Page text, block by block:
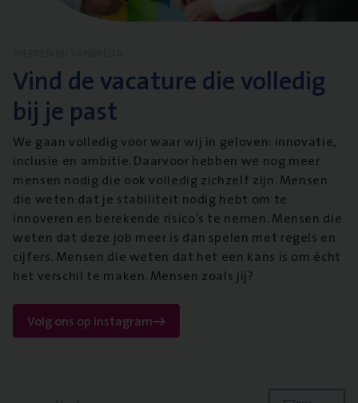
Vind de vacature die volledig
bij je past
We gaan volledig voor waar wij in geloven: innovatie,
inclusie en ambitie. Daarvoor hebben we nog meer
mensen nodig die ook volledig zichzelf zijn. Mensen
die weten dat je stabiliteit nodig hebt om te
innoveren en berekende risico’s te nemen. Mensen die
weten dat deze job meer is dan spelen met regels en
cijfers. Mensen die weten dat het een kans is om écht
het verschil te maken. Mensen zoals jij?
Volg ons op instagram